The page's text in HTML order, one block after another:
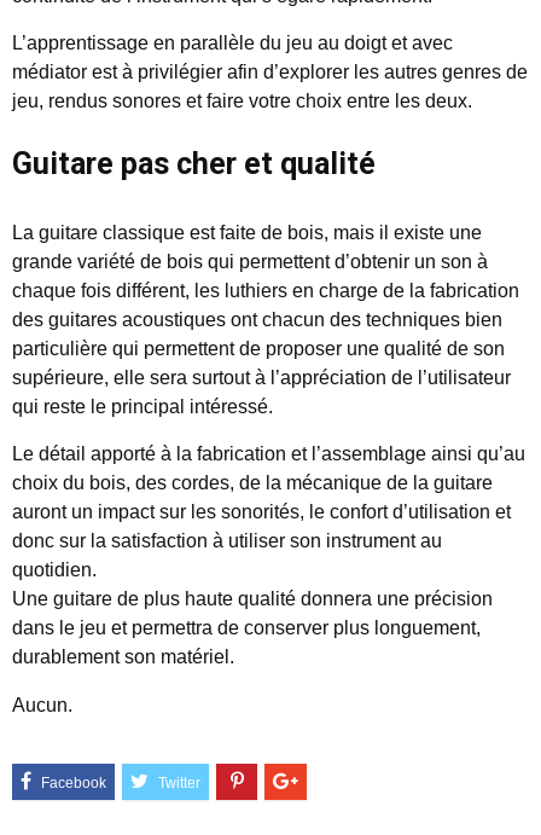
L’apprentissage en parallèle du jeu au doigt et avec
médiator est à privilégier afin d’explorer les autres genres de
jeu, rendus sonores et faire votre choix entre les deux.
Guitare pas cher et qualité
La guitare classique est faite de bois, mais il existe une
grande variété de bois qui permettent d’obtenir un son à
chaque fois différent, les luthiers en charge de la fabrication
des guitares acoustiques ont chacun des techniques bien
particulière qui permettent de proposer une qualité de son
supérieure, elle sera surtout à l’appréciation de l’utilisateur
qui reste le principal intéressé.
Le détail apporté à la fabrication et l’assemblage ainsi qu’au
choix du bois, des cordes, de la mécanique de la guitare
auront un impact sur les sonorités, le confort d’utilisation et
donc sur la satisfaction à utiliser son instrument au
quotidien.
Une guitare de plus haute qualité donnera une précision
dans le jeu et permettra de conserver plus longuement,
durablement son matériel.
Aucun.